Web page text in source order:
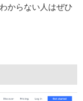
からない人はぜひ